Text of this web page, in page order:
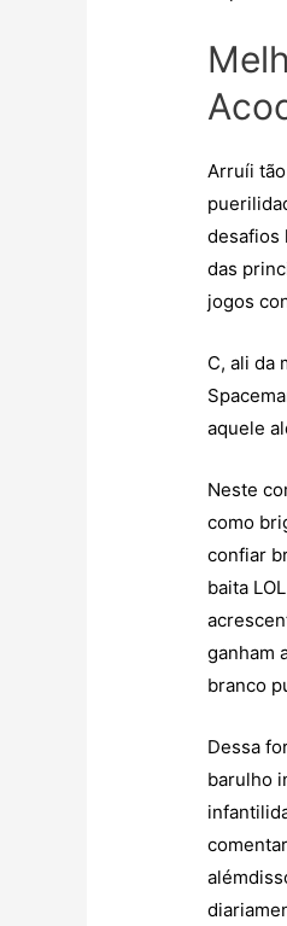
Arruíi
desafios
das
jogos
C, ali da
aquele
Neste
como
confiar
baita
ganham
branco
Dessa
barulho